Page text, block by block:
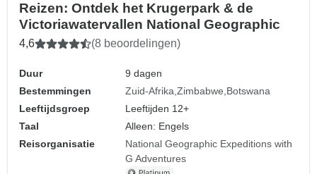
Reizen: Ontdek het Krugerpark & de
Victoriawatervallen National Geographic
4,6 (8 beoordelingen)
Duur
9 dagen
Bestemmingen
Zuid-Afrika Zimbabwe Botswana
Leeftijdsgroep
Leeftijden 12+
Taal
Alleen: Engels
Reisorganisatie
National Geographic Expeditions with
G Adventures